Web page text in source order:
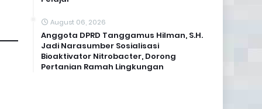
August 06, 2026
Anggota DPRD Tanggamus Hilman, S.H.
Jadi Narasumber Sosialisasi
Bioaktivator Nitrobacter, Dorong
Pertanian Ramah Lingkungan